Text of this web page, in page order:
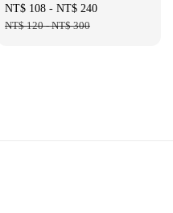
Sale
price
NT$ 108 - NT$ 240
NT$ 120-NT$ 300